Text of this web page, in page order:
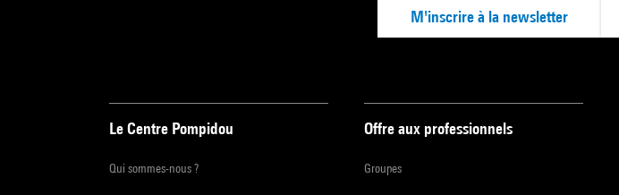
M'inscrire à la newsletter
Le Centre Pompidou
Qui sommes-nous ?
Offre aux professionnels
Groupes